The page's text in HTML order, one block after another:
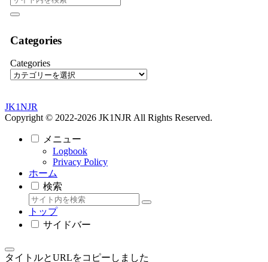
Categories
Categories
JK1NJR
Copyright © 2022-2026 JK1NJR All Rights Reserved.
メニュー
Logbook
Privacy Policy
ホーム
検索
トップ
サイドバー
タイトルとURLをコピーしました